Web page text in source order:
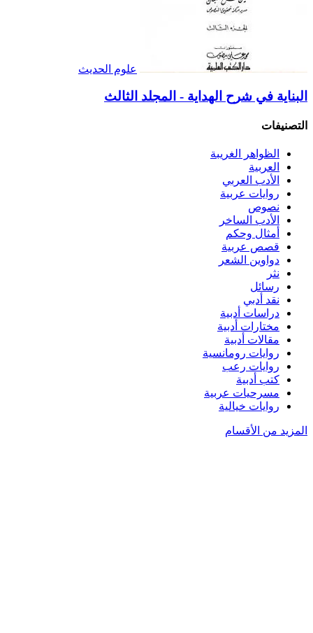
علوم الحديث
البناية في شرح الهداية - المجلد الثالث
التصنيفات
الظواهر الغريبة‏
العربية
الأدب العربي
روايات عربية
نصوص
الأدب الساخر
أمثال وحكم
قصص عربية
دواوين الشعر
نثر
رسائل
نقد أدبي
دراسات أدبية
مختارات أدبية
مقالات أدبية
روايات رومانسية
روايات رعب
كتب أدبية
مسرحيات عربية
روايات خيالية
المزيد من الأقسام